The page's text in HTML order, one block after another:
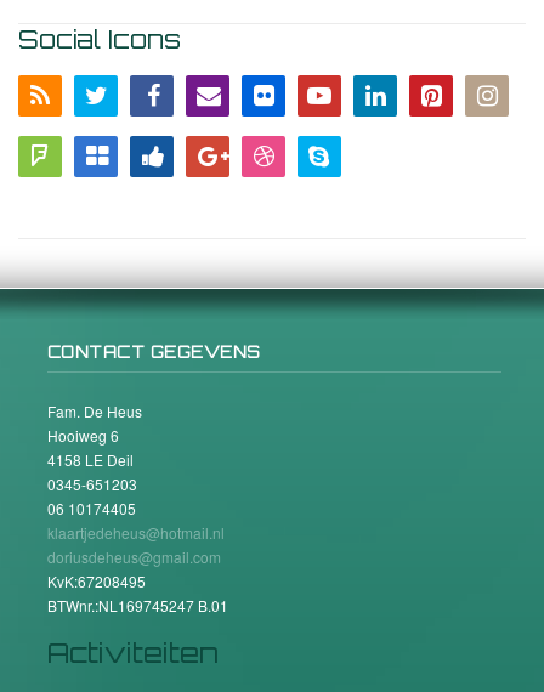
Social Icons
CONTACT GEGEVENS
Fam. De Heus
Hooiweg 6
4158 LE Deil
0345-651203
06 10174405
klaartjedeheus@hotmail.nl
doriusdeheus@gmail.com
KvK:67208495
BTWnr.:NL169745247 B.01
Activiteiten